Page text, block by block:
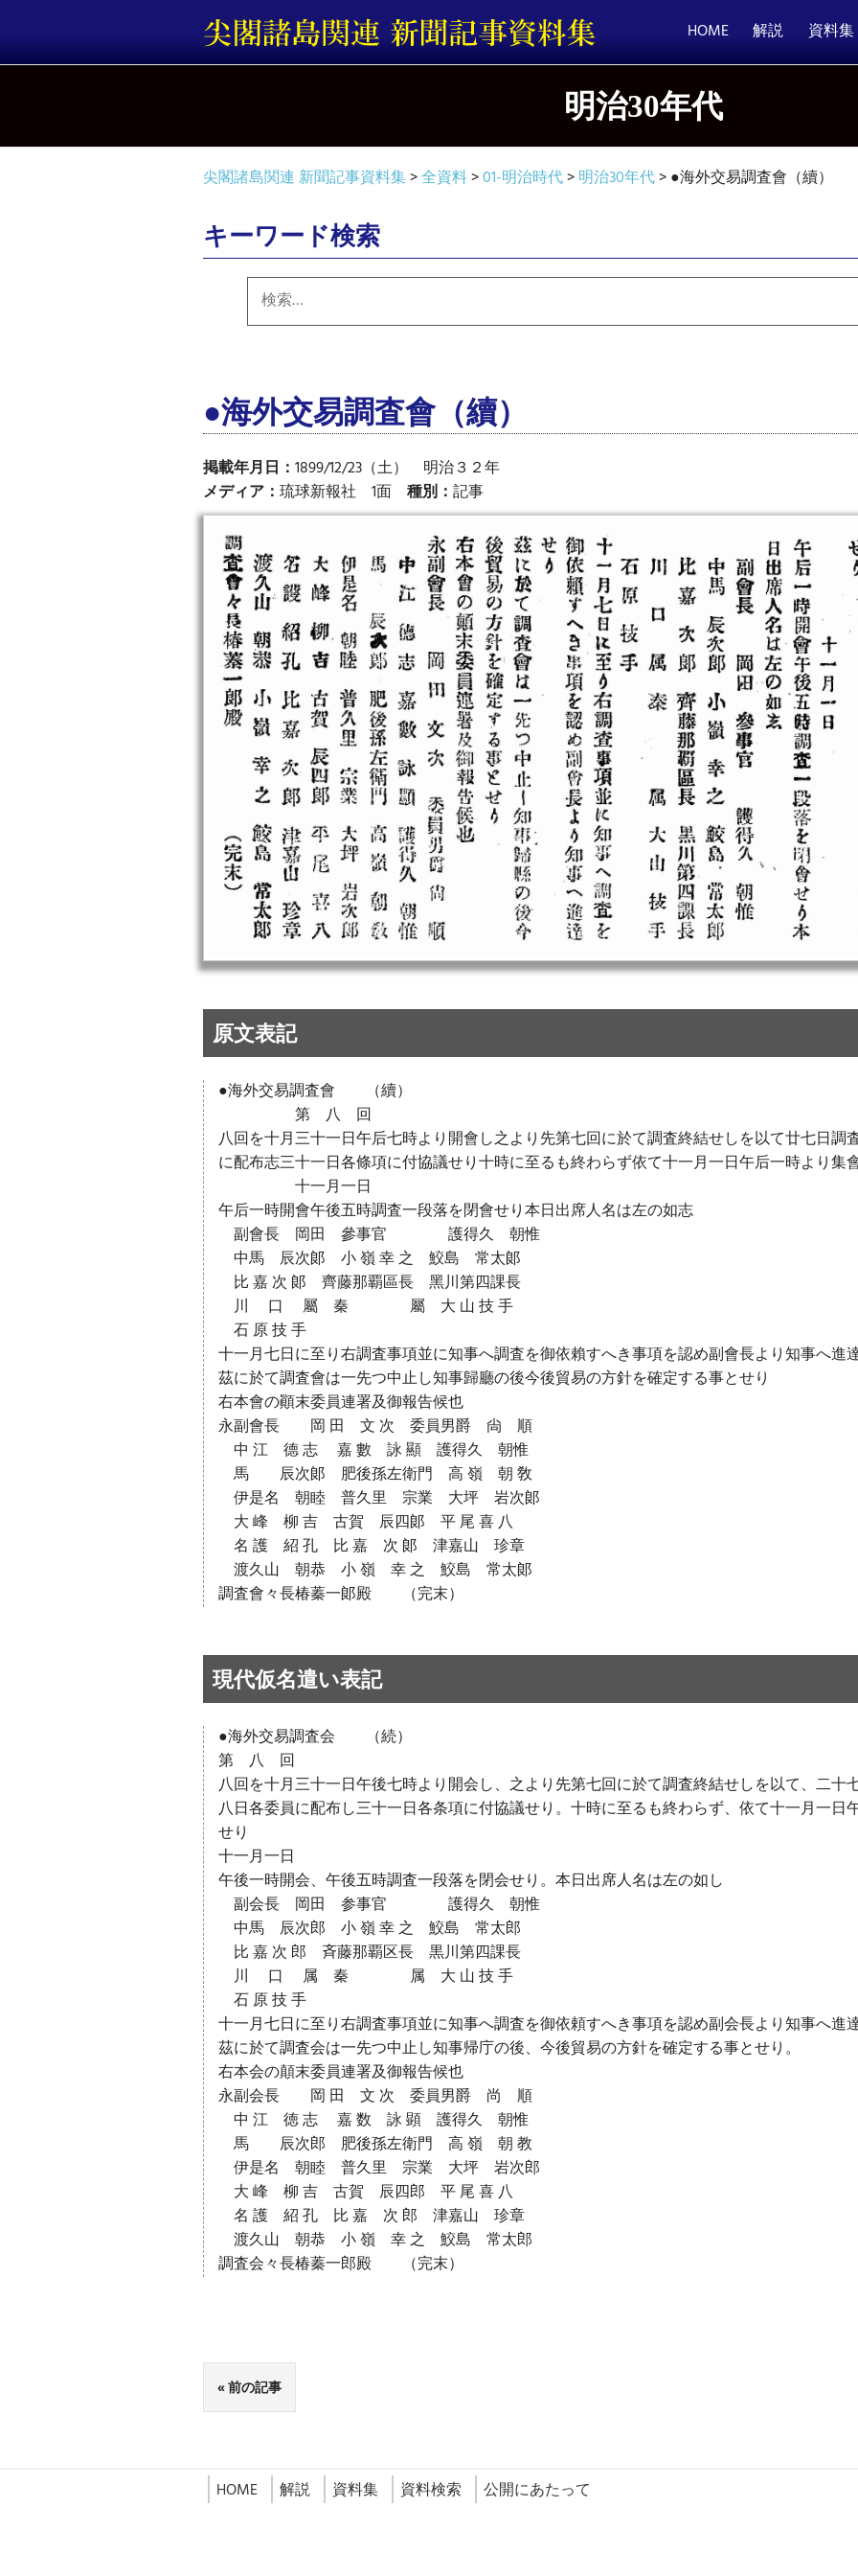
テ
ス
HOME 解説 資料集
明治30年代
尖閣諸島関連 新聞記事資料集>全資料>01-明治時代>明治30年代>●海外交易調査會（續）
キーワード検索
索:
●海外交易調査會（續）
掲載年月日： 1899/12/23（土） 明治３２年
メディア： 琉球新報社 1面 種別： 記事
原文表記
●海外交易調査會 （續）
第 八 回
八回を十月三十一日午后七時より開會し之より先第七回に於て調査終結せしを以て廿七日調
に配布志三十一日各條項に付協議せり十時に至るも終わらず依て十一月一日午后一時より集
十一月一日
午后一時開會午後五時調査一段落を閉會せり本日出席人名は左の如志
副會長 岡田 參事官 護得久 朝惟
中馬 辰次郞 小 嶺 幸 之 鮫島 常太郞
比 嘉 次 郞 齊藤那覇區長 黑川第四課長
川 口 屬 秦 屬 大 山 技 手
石 原 技 手
十一月七日に至り右調査事項並に知事へ調査を御依賴すへき事項を認め副會長より知事へ進
茲に於て調査會は一先つ中止し知事歸廳の後今後貿易の方針を確定する事とせり
右本會の顚末委員連署及御報告候也
永副會長 岡 田 文 次 委員男爵 尙 順
中 江 德 志 嘉 數 詠 顯 護得久 朝惟
馬 辰次郞 肥後孫左衛門 高 嶺 朝 敎
伊是名 朝睦 普久里 宗業 大坪 岩次郞
大 峰 柳 吉 古賀 辰四郞 平 尾 喜 八
名 護 紹 孔 比 嘉 次 郞 津嘉山 珍章
渡久山 朝恭 小 嶺 幸 之 鮫島 常太郞
調査會々長椿蓁一郞殿 （完末）
現代仮名遣い表記
●海外交易調査会 （続）
第 八 回
八回を十月三十一日午後七時より開会し、之より先第七回に於て調査終結せしを以て、二十
八日各委員に配布し三十一日各条項に付協議せり。十時に至るも終わらず、依て十一月一日
せり
十一月一日
午後一時開会、午後五時調査一段落を閉会せり。本日出席人名は左の如し
副会長 岡田 参事官 護得久 朝惟
中馬 辰次郎 小 嶺 幸 之 鮫島 常太郎
比 嘉 次 郎 斉藤那覇区長 黒川第四課長
川 口 属 秦 属 大 山 技 手
石 原 技 手
十一月七日に至り右調査事項並に知事へ調査を御依頼すへき事項を認め副会長より知事へ進
茲に於て調査会は一先つ中止し知事帰庁の後、今後貿易の方針を確定する事とせり。
右本会の顛末委員連署及御報告候也
永副会長 岡 田 文 次 委員男爵 尚 順
中 江 徳 志 嘉 数 詠 顕 護得久 朝惟
馬 辰次郎 肥後孫左衛門 高 嶺 朝 教
伊是名 朝睦 普久里 宗業 大坪 岩次郎
大 峰 柳 吉 古賀 辰四郎 平 尾 喜 八
名 護 紹 孔 比 嘉 次 郎 津嘉山 珍章
渡久山 朝恭 小 嶺 幸 之 鮫島 常太郎
調査会々長椿蓁一郎殿 （完末）
前の記事
HOME 解説 資料集 資料検索 公開にあたって